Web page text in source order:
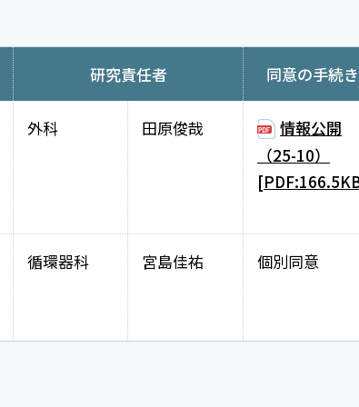
研究責任者 同意の手続き
外科 田原俊哉
情報公開
（25-10）
循環器科 宮島佳祐 個別同意